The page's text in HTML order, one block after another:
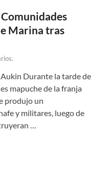
Marina tras
Durante la tarde de
mapuche de la franja
produjo un
y militares, luego de
…